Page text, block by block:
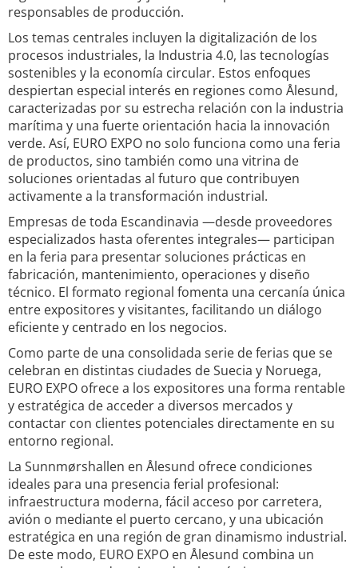
responsables de producción.
Los temas centrales incluyen la digitalización de los
procesos industriales, la Industria 4.0, las tecnologías
sostenibles y la economía circular. Estos enfoques
despiertan especial interés en regiones como Ålesund,
caracterizadas por su estrecha relación con la industria
marítima y una fuerte orientación hacia la innovación
verde. Así, EURO EXPO no solo funciona como una feria
de productos, sino también como una vitrina de
soluciones orientadas al futuro que contribuyen
activamente a la transformación industrial.
Empresas de toda Escandinavia —desde proveedores
especializados hasta oferentes integrales— participan
en la feria para presentar soluciones prácticas en
fabricación, mantenimiento, operaciones y diseño
técnico. El formato regional fomenta una cercanía única
entre expositores y visitantes, facilitando un diálogo
eficiente y centrado en los negocios.
Como parte de una consolidada serie de ferias que se
celebran en distintas ciudades de Suecia y Noruega,
EURO EXPO ofrece a los expositores una forma rentable
y estratégica de acceder a diversos mercados y
contactar con clientes potenciales directamente en su
entorno regional.
La Sunnmørshallen en Ålesund ofrece condiciones
ideales para una presencia ferial profesional:
infraestructura moderna, fácil acceso por carretera,
avión o mediante el puerto cercano, y una ubicación
estratégica en una región de gran dinamismo industrial.
De este modo, EURO EXPO en Ålesund combina un